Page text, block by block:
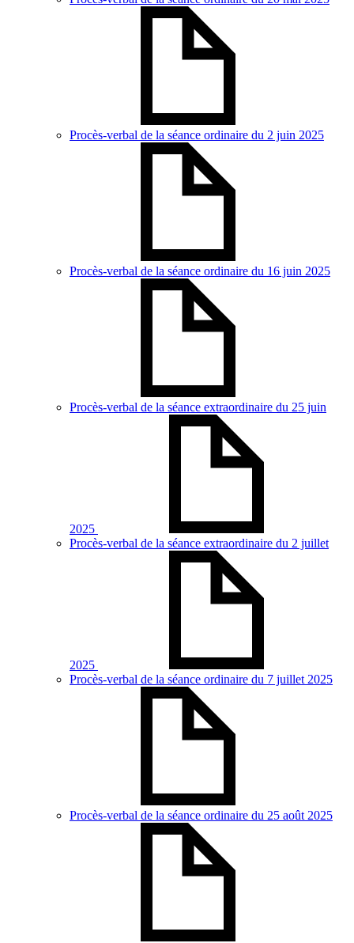
Procès-verbal de la séance ordinaire du 2 juin 2025
Procès-verbal de la séance ordinaire du 16 juin 2025
Procès-verbal de la séance extraordinaire du 25 juin
2025
Procès-verbal de la séance extraordinaire du 2 juillet
2025
Procès-verbal de la séance ordinaire du 7 juillet 2025
Procès-verbal de la séance ordinaire du 25 août 2025